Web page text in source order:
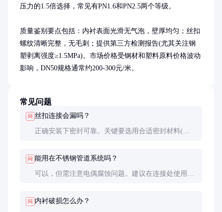
压力的1.5倍选择，常见有PN1.6和PN2.5两个等级。
质量鉴别要点包括：内衬表面光滑无气泡，壁厚均匀；丝扣
螺纹清晰完整，无毛刺；提供第三方检测报告(尤其关注钢
塑剥离强度≥1.5MPa)。市场价格受钢材和塑料原料价格波动
影响，DN50规格通常约200-300元/米。
常见问题
问 丝扣连接会漏吗？
正确安装下密封可靠。关键要选用合适密封材料(酸
问 能用在不锈钢管道系统吗？
可以，但需注意电偶腐蚀问题。建议在连接处使用绝
问 内衬破损怎么办？